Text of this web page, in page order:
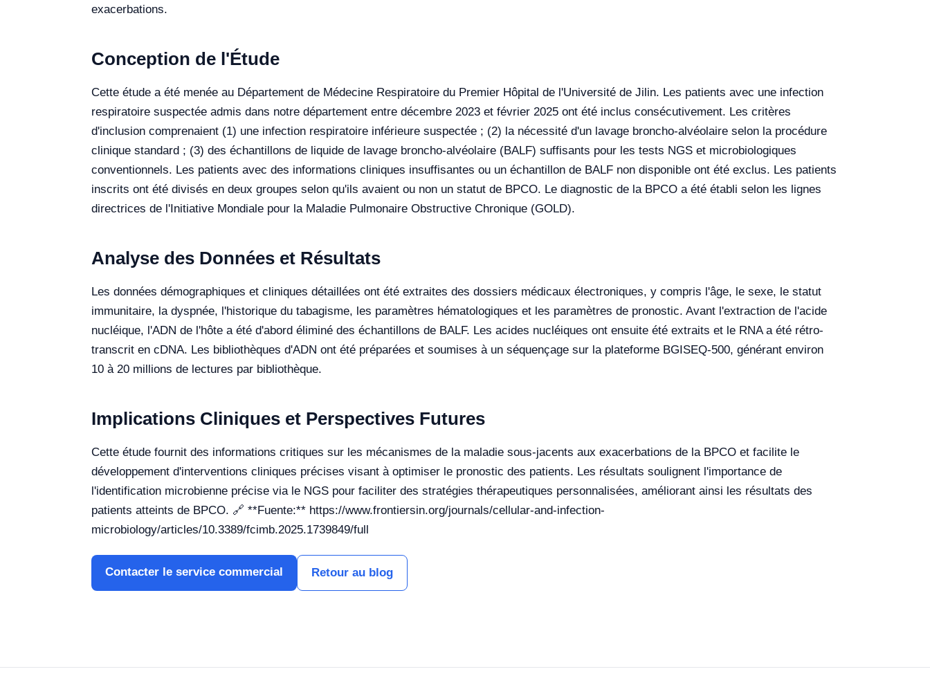
exacerbations.
Conception de l'Étude
Cette étude a été menée au Département de Médecine Respiratoire du Premier Hôpital de l'Université de Jilin. Les patients avec une infection
respiratoire suspectée admis dans notre département entre décembre 2023 et février 2025 ont été inclus consécutivement. Les critères
d'inclusion comprenaient (1) une infection respiratoire inférieure suspectée ; (2) la nécessité d'un lavage broncho-alvéolaire selon la procédure
clinique standard ; (3) des échantillons de liquide de lavage broncho-alvéolaire (BALF) suffisants pour les tests NGS et microbiologiques
conventionnels. Les patients avec des informations cliniques insuffisantes ou un échantillon de BALF non disponible ont été exclus. Les patients
inscrits ont été divisés en deux groupes selon qu'ils avaient ou non un statut de BPCO. Le diagnostic de la BPCO a été établi selon les lignes
directrices de l'Initiative Mondiale pour la Maladie Pulmonaire Obstructive Chronique (GOLD).
Analyse des Données et Résultats
Les données démographiques et cliniques détaillées ont été extraites des dossiers médicaux électroniques, y compris l'âge, le sexe, le statut
immunitaire, la dyspnée, l'historique du tabagisme, les paramètres hématologiques et les paramètres de pronostic. Avant l'extraction de l'acide
nucléique, l'ADN de l'hôte a été d'abord éliminé des échantillons de BALF. Les acides nucléiques ont ensuite été extraits et le RNA a été rétro-
transcrit en cDNA. Les bibliothèques d'ADN ont été préparées et soumises à un séquençage sur la plateforme BGISEQ-500, générant environ
10 à 20 millions de lectures par bibliothèque.
Implications Cliniques et Perspectives Futures
Cette étude fournit des informations critiques sur les mécanismes de la maladie sous-jacents aux exacerbations de la BPCO et facilite le
développement d'interventions cliniques précises visant à optimiser le pronostic des patients. Les résultats soulignent l'importance de
l'identification microbienne précise via le NGS pour faciliter des stratégies thérapeutiques personnalisées, améliorant ainsi les résultats des
patients atteints de BPCO. 🔗 **Fuente:** https://www.frontiersin.org/journals/cellular-and-infection-
microbiology/articles/10.3389/fcimb.2025.1739849/full
Contacter le service commercial Retour au blog